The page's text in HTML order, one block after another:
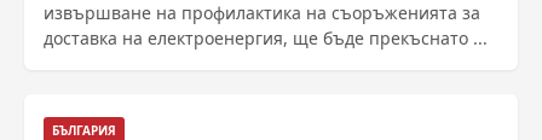
извършване на профилактика на съоръженията за
доставка на електроенергия, ще бъде прекъснато ...
БЪЛГАРИЯ